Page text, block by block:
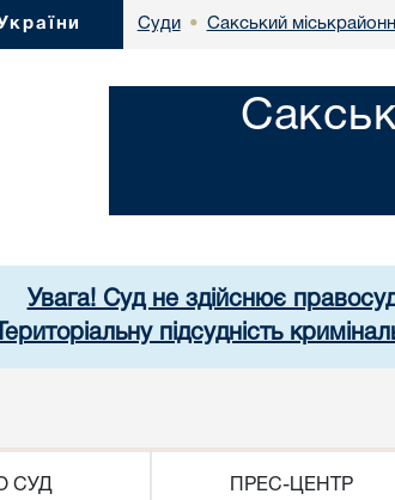
Суди • Сакський
Увага! Суд не здійснює
Територіальну підсудність
СУД ПРЕС-ЦЕНТР